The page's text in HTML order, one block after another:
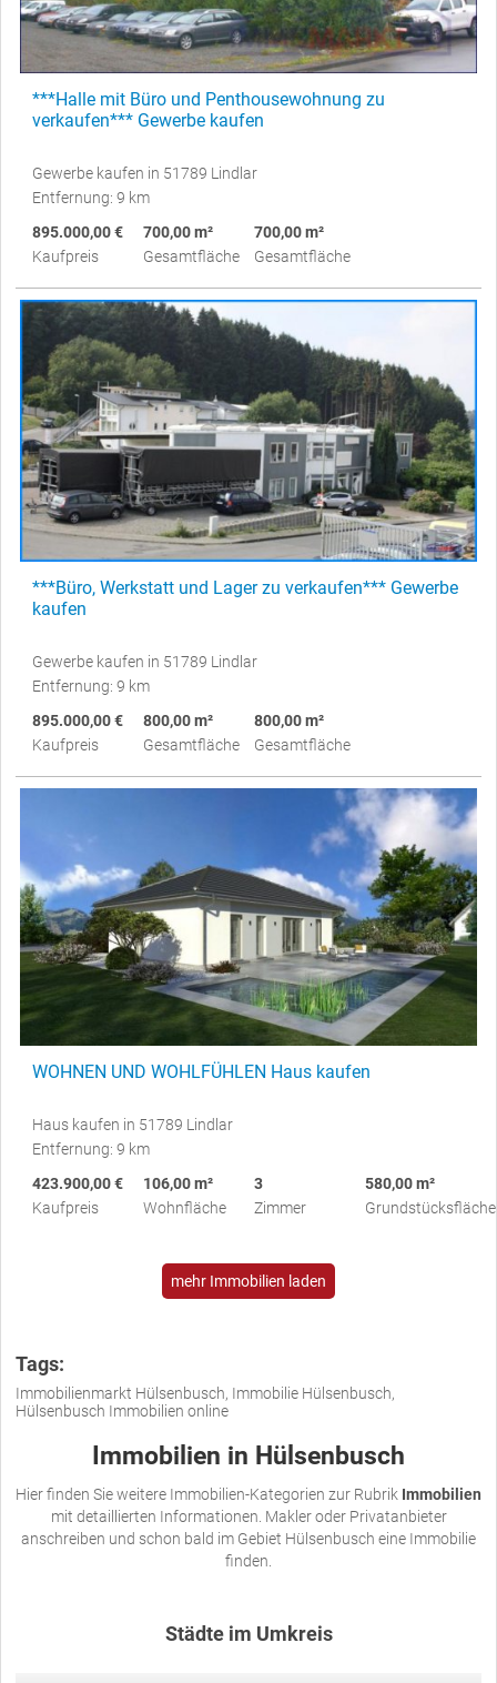
***Halle mit Büro und Penthousewohnung zu
verkaufen*** Gewerbe kaufen
Gewerbe kaufen in 51789 Lindlar
Entfernung: 9 km
895.000,00 €
Kaufpreis
700,00 m²
Gesamtfläche
700,00 m²
Gesamtfläche
***Büro, Werkstatt und Lager zu verkaufen*** Gewerbe
kaufen
Gewerbe kaufen in 51789 Lindlar
Entfernung: 9 km
895.000,00 €
Kaufpreis
800,00 m²
Gesamtfläche
800,00 m²
Gesamtfläche
WOHNEN UND WOHLFÜHLEN Haus kaufen
Haus kaufen in 51789 Lindlar
Entfernung: 9 km
423.900,00 €
Kaufpreis
106,00 m²
Wohnfläche
3
Zimmer
580,00 m²
Grundstücksfläche
mehr Immobilien laden
Tags:
Immobilienmarkt Hülsenbusch, Immobilie Hülsenbusch,
Hülsenbusch Immobilien online
Immobilien in Hülsenbusch
Hier finden Sie weitere Immobilien-Kategorien zur Rubrik Immobilien
mit detaillierten Informationen. Makler oder Privatanbieter
anschreiben und schon bald im Gebiet Hülsenbusch eine Immobilie
finden.
Städte im Umkreis